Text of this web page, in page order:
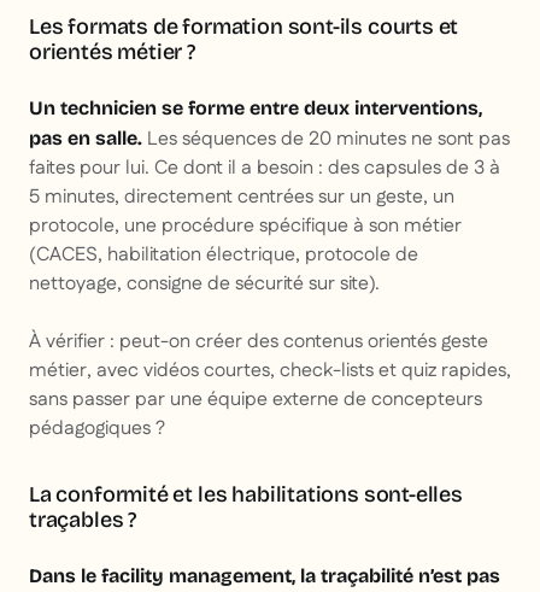
Les formats de formation sont-ils courts et
orientés métier ?
Un technicien se forme entre deux interventions,
pas en salle. Les séquences de 20 minutes ne sont pas
faites pour lui. Ce dont il a besoin : des capsules de 3 à
5 minutes, directement centrées sur un geste, un
protocole, une procédure spécifique à son métier
(CACES, habilitation électrique, protocole de
nettoyage, consigne de sécurité sur site).
À vérifier : peut-on créer des contenus orientés geste
métier, avec vidéos courtes, check-lists et quiz rapides,
sans passer par une équipe externe de concepteurs
pédagogiques ?
La conformité et les habilitations sont-elles
traçables ?
Dans le facility management, la traçabilité n’est pas